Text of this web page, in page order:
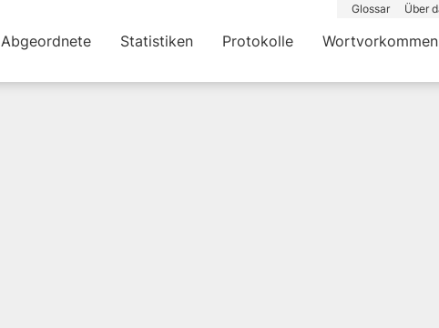
Glossar Über
Abgeordnete Statistiken Protokolle Wortvorkommen